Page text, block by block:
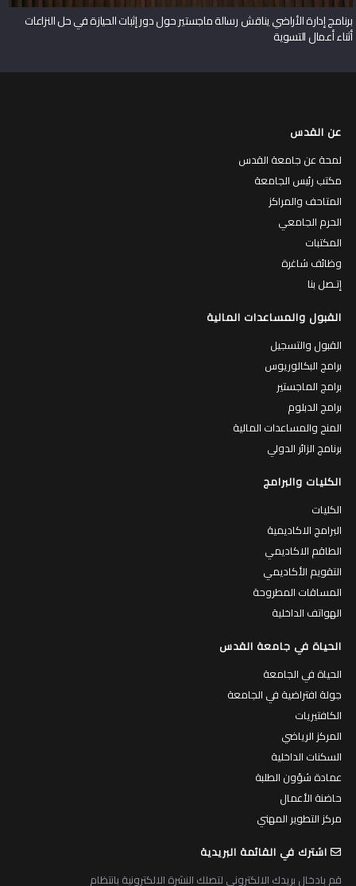
برنامج إدارة الأراضي يناقش رسالة ماجستير حول دور إثبات الحيازة في حل النزاعات
أثناء أعمال التسوية
عن القدس
لمحة عن جامعة القدس
مكتب رئيس الجامعة
المتاحف والمراكز
الحرم الجامعي
المكتبات
وظائف شاغرة
إتـصل بنا
القبول والمساعدات المالية
القبول والتسجيل
برامج البكالوريوس
برامج الماجستير
برامج الدبلوم
المنح والمساعدات المالية
برنامج الزائر الدولي
الكليات والبرامج
الكليات
البرامج الاكاديمية
الطاقم الاكاديمي
التقويم الأكاديمي
المساقات المطروحة
الهواتف الداخلية
الحياة في جامعة القدس
الحياة في الجامعة
جولة افتراضية في الجامعة
الكافتيريات
المركز الرياضي
السكنات الداخلية
عمادة شؤون الطلبة
حاضنة الأعمال
مركز التطوير المهني
اشترك في القائمة البريدية
قم بادخال بريدك الالكتروني لتصلك النشرة الالكترونية بانتظام